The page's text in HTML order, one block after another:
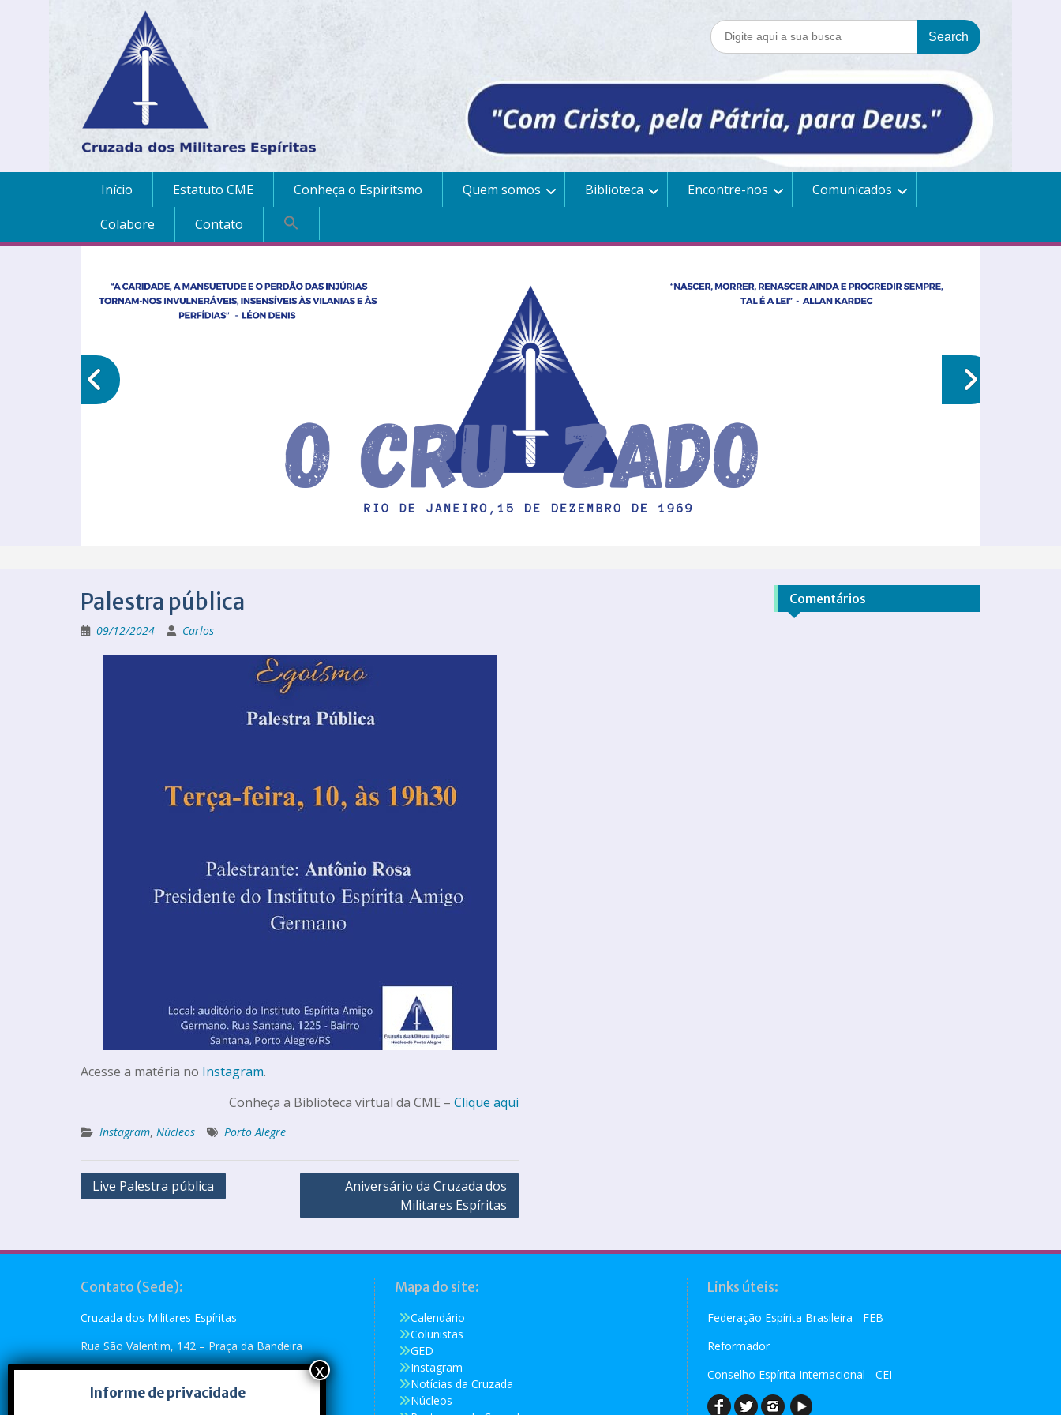
Início Estatuto CME Conheça o Espiritsmo Quem somos Biblioteca Encontre-nos
Comunicados
Colabore
Contato
Palestra pública
09/12/2024 Carlos
Acesse a matéria no Instagram.
Conheça a Biblioteca virtual da CME – Clique aqui
Instagram, Núcleos Porto Alegre
Live Palestra pública
Aniversário da Cruzada dos
Militares Espíritas
Comentários
Contato (Sede):
Cruzada dos Militares Espíritas
Rua São Valentim, 142 – Praça da Bandeira
Rio de Janeiro, RJ – CEP: 20.260-110
Telefone: (21) 2273-4896 ou (21) 2273-5790
Mapa do site:
Calendário
Colunistas
GED
Instagram
Notícias da Cruzada
Núcleos
Links úteis:
Federação Espírita Brasileira - FEB
Reformador
Conselho Espírita Internacional - CEI
Informe de privacidade